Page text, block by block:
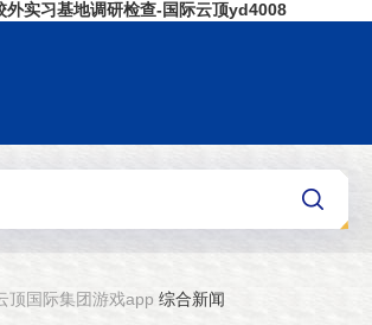
外实习基地调研检查-国际云顶yd4008
顶国际集团游戏app 综合新闻